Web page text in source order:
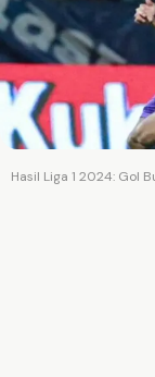
Hasil Liga 1 2024: Gol